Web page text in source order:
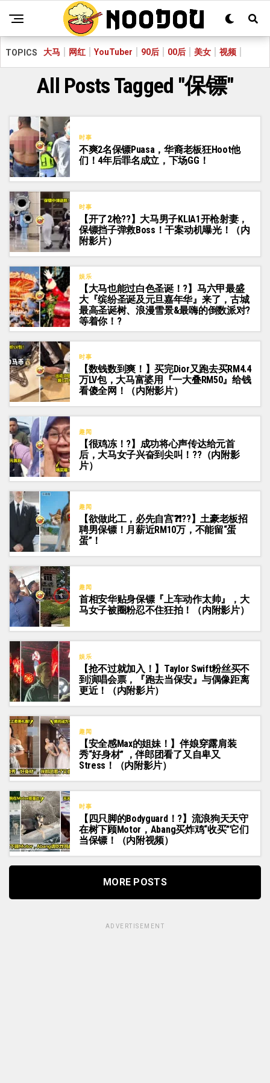
TOPICS 大马 网红 YouTuber 90后 00后 美女 视频
All Posts Tagged "保镖"
时事
不爽2名保镖Puasa，华裔老板狂Hoot他
们！4年后罪名成立，下场GG！
时事
【开了2枪??】大马男子KLIA1开枪射妻，
保镖挡子弹救Boss！干案动机曝光！（内
附影片）
娱乐
【大马也能过白色圣诞！?】马六甲最盛
大『缤纷圣诞及元旦嘉年华』来了，古城
最高圣诞树、浪漫雪景&最嗨的倒数派对?
等着你！?
时事
【数钱数到爽！】买完Dior又跑去买RM4.4
万LV包，大马富婆用『一大叠RM50』给钱
看傻全网！（内附影片）
趣闻
【很鸡冻！?】成功将心声传达给元首
后，大马女子兴奋到尖叫！??（内附影
片）
趣闻
【欲做此工，必先自宫❓❗??】土豪老板招
聘男保镖！月薪近RM10万，不能留“蛋
蛋”！
趣闻
首相安华贴身保镖『上车动作太帅』，大
马女子被圈粉忍不住狂拍！（内附影片）
娱乐
【抢不过就加入！】Taylor Swift粉丝买不
到演唱会票，『跑去当保安』与偶像距离
更近！（内附影片）
趣闻
【安全感Max的姐妹！】伴娘穿露肩装
秀“好身材” ，伴郎团看了又自卑又
Stress！（内附影片）
时事
【四只脚的Bodyguard！?】流浪狗天天守
在树下顾Motor，Abang买炸鸡“收买”它们
当保镖！（内附视频）
MORE POSTS
ADVERTISEMENT